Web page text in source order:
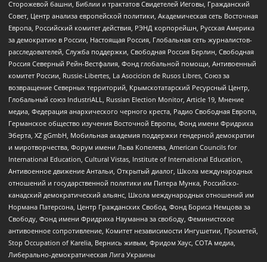
Сторожевой башни, Библии и трактатов Свидетелей Иеговы, Гражданский
Совет, Центр анализа европейской политики, Академическая сеть Восточная
Европа, Российский комитет действия, РЭНД корпорейшн, Русская Америка
за демократию в России, Настоящая Россия, Глобальная сеть журналистов-
расследователей, Служба поддержки, Свободная Россия Берлин, Свободная
Россия Северный Рейн-Вестфалия, Фонд глобальной помощи, Антивоенный
комитет России, Russie-Libertes, La Asocicion de Rusos Libres, Союз за
возвращение Северных территорий, Крымскотатарский Ресурсный Центр,
Глобальный союз IndustriALL, Russian Election Monitor, Article 19, Мнение
медиа, Федерация анархического черного креста, Радио Свободная Европа,
Германское общество изучения Восточной Европы, Фонд имени Фридриха
Эберта, XZ gGmbH, Мобильная академия поддержки гендерной демократии
и миротворчества, Форум имени Льва Копелева, American Councils for
International Education, Cultural Vistas, Institute of International Education,
Антивоенное движение Антальи, Открытый диалог, Школа международных
отношений и государственной политики им Питера Мунка, Российско-
канадский демократический альянс, Школа международных отношений им
Нормана Патерсона, Центр Гражданских Свобод, Фонд Бориса Немцова за
Свободу, Фонд имени Фридриха Науманна за свободу, Феминистское
антивоенное сопротивление, Комитет независимости Ингушетии, Прометей,
Stop Occupation of Karelia, Вернись живым, Фридом Хаус, СОТА медиа,
Либерально-демократическая Лига Украины